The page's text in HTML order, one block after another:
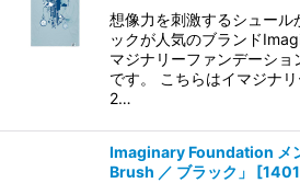
想像力を刺激するシュール
ックが人気のブランド
マジナリーファンデーショ
です。 こちらはイマジナ
2…
Imaginary Foundation メ
Brush ／ ブラック」
[